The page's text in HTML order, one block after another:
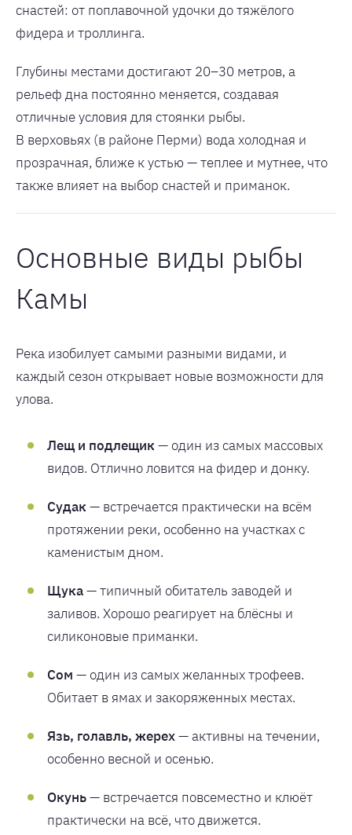
снастей: от поплавочной удочки до тяжёлого
фидера и троллинга.
Глубины местами достигают 20–30 метров, а
рельеф дна постоянно меняется, создавая
отличные условия для стоянки рыбы.
В верховьях (в районе Перми) вода холодная и
прозрачная, ближе к устью — теплее и мутнее, что
также влияет на выбор снастей и приманок.
Основные виды рыбы
Камы
Река изобилует самыми разными видами, и
каждый сезон открывает новые возможности для
улова.
Лещ и подлещик — один из самых массовых
видов. Отлично ловится на фидер и донку.
Судак — встречается практически на всём
протяжении реки, особенно на участках с
каменистым дном.
Щука— типичный обитатель заводей и
заливов. Хорошо реагирует на блёсны и
силиконовые приманки.
Сом — один из самых желанных трофеев.
Обитает в ямах и закоряженных местах.
Язь, голавль, жерех— активны на течении,
особенно весной и осенью.
Окунь— встречается повсеместно и клюёт
практически на всё, что движется.